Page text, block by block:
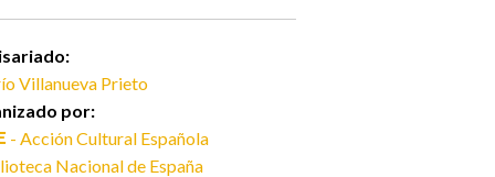
Villanueva Prieto
por:
- Acción Cultural Española
Nacional de España